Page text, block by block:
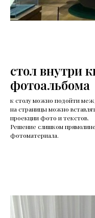
стол внутри
фотоальбома
к столу можно подойти
на страницы можно
проекции фото и текстов.
Решение слишком
фотоматериала.